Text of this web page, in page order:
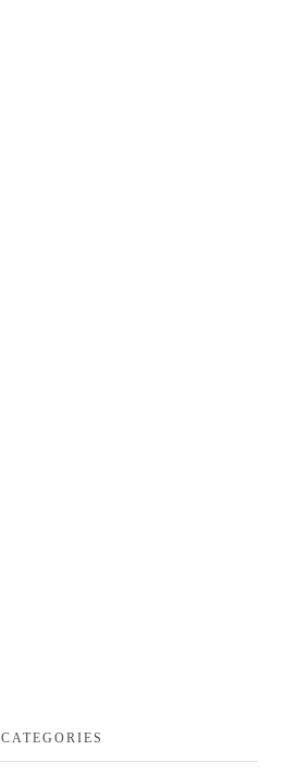
CATEGORIES